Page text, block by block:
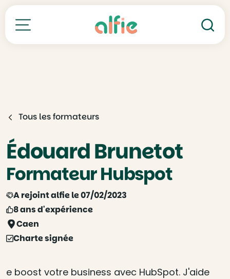
Toutes nos formations
Tous les formateurs
Édouard Brunetot
Formateur Hubspot
A rejoint alfie le 07/02/2023
8 ans d'expérience
Caen
Charte signée
e boost votre business avec HubSpot. J'aide